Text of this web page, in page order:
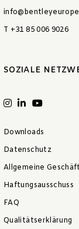
T +31 85 006 9026
SOZIALE
Downloads
Datenschutz
Allgemeine
Haftungsausschuss
FAQ
Qualitätserklärung